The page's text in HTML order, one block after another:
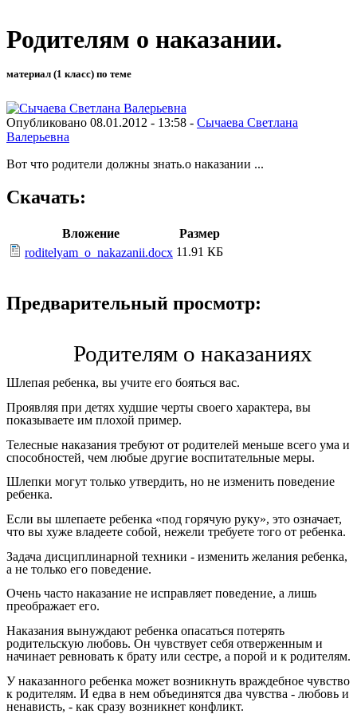
Родителям о наказании.
материал (1 класс) по теме
Опубликовано 08.01.2012 - 13:58 - Сычаева Светлана
Валерьевна
Вот что родители должны знать.о наказании ...
Скачать:
Вложение
Размер
roditelyam_o_nakazanii.docx 11.91 КБ
Предварительный просмотр:
Родителям о наказаниях
Шлепая ребенка, вы учите его бояться вас.
Проявляя при детях худшие черты своего характера, вы
показываете им плохой пример.
Телесные наказания требуют от родителей меньше всего ума и
способностей, чем любые другие воспитательные меры.
Шлепки могут только утвердить, но не изменить поведение
ребенка.
Если вы шлепаете ребенка «под горячую руку», это означает,
что вы хуже владеете собой, нежели требуете того от ребенка.
Задача дисциплинарной техники - изменить желания ребенка,
а не только его поведение.
Очень часто наказание не исправляет поведение, а лишь
преображает его.
Наказания вынуждают ребенка опасаться потерять
родительскую любовь. Он чувствует себя отверженным и
начинает ревновать к брату или сестре, а порой и к родителям.
У наказанного ребенка может возникнуть враждебное чувство
к родителям. И едва в нем объединятся два чувства - любовь и
ненависть, - как сразу возникнет конфликт.